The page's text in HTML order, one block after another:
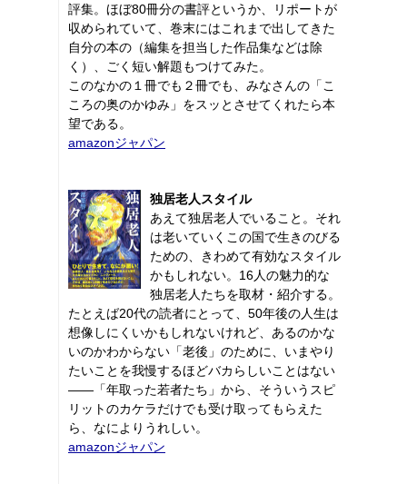
評集。ほぼ80冊分の書評というか、リポートが
収められていて、巻末にはこれまで出してきた
自分の本の（編集を担当した作品集などは除
く）、ごく短い解題もつけてみた。
このなかの１冊でも２冊でも、みなさんの「こ
ころの奥のかゆみ」をスッとさせてくれたら本
望である。
amazonジャパン
独居老人スタイル
あえて独居老人でいること。それ
は老いていくこの国で生きのびる
ための、きわめて有効なスタイル
かもしれない。16人の魅力的な
独居老人たちを取材・紹介する。
たとえば20代の読者にとって、50年後の人生は
想像しにくいかもしれないけれど、あるのかな
いのかわからない「老後」のために、いまやり
たいことを我慢するほどバカらしいことはない
――「年取った若者たち」から、そういうスピ
リットのカケラだけでも受け取ってもらえた
ら、なによりうれしい。
amazonジャパン